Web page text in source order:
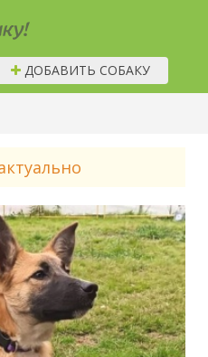
ДОБАВИТЬ СОБАКУ